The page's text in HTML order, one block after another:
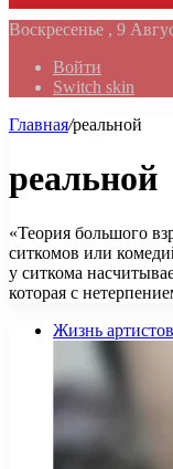
Воскресенье , 9
Войти
Switch skin
Главная/реальной
реальной
«Теория большого
ситкомов или
у ситкома
которая с
Жизнь артистов